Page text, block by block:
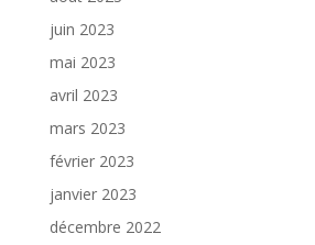
juin 2023
mai 2023
avril 2023
mars 2023
février 2023
janvier 2023
décembre 2022